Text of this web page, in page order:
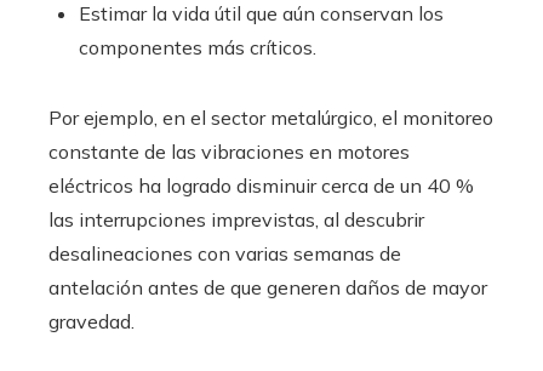
Estimar la vida útil que aún conservan los
componentes más críticos.
Por ejemplo, en el sector metalúrgico, el monitoreo
constante de las vibraciones en motores
eléctricos ha logrado disminuir cerca de un 40 %
las interrupciones imprevistas, al descubrir
desalineaciones con varias semanas de
antelación antes de que generen daños de mayor
gravedad.